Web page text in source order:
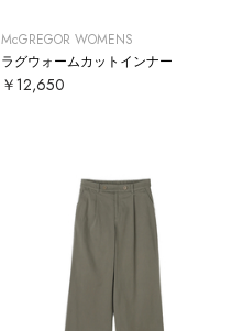
McGREGOR WOMENS
ラグウォームカットインナー
￥12,650